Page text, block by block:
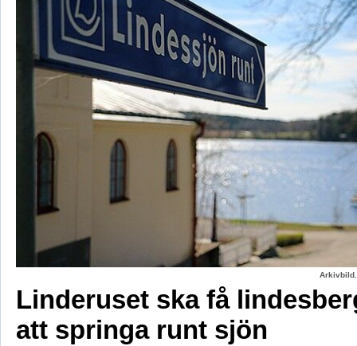
Linderuset ska få
att springa runt sjön